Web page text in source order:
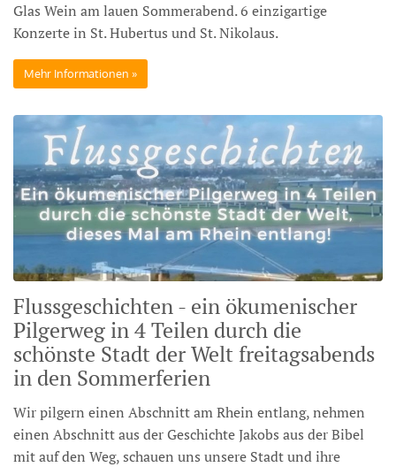
Glas Wein am lauen Sommerabend. 6 einzigartige
Konzerte in St. Hubertus und St. Nikolaus.
Mehr Informationen
Flussgeschichten - ein ökumenischer
Pilgerweg in 4 Teilen durch die
schönste Stadt der Welt freitagsabends
in den Sommerferien
Wir pilgern einen Abschnitt am Rhein entlang, nehmen
einen Abschnitt aus der Geschichte Jakobs aus der Bibel
mit auf den Weg, schauen uns unsere Stadt und ihre